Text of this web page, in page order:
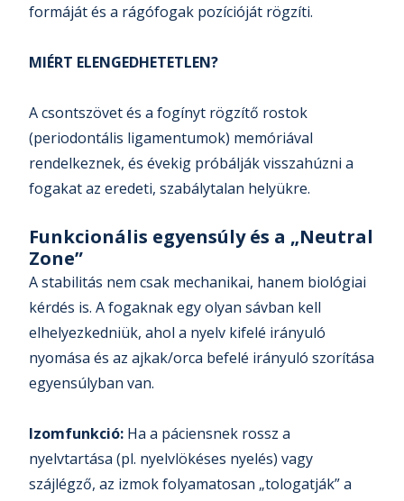
formáját és a rágófogak pozícióját rögzíti.
MIÉRT ELENGEDHETETLEN?
A csontszövet és a fogínyt rögzítő rostok
(periodontális ligamentumok) memóriával
rendelkeznek, és évekig próbálják visszahúzni a
fogakat az eredeti, szabálytalan helyükre.
Funkcionális egyensúly és a „Neutral
Zone”
A stabilitás nem csak mechanikai, hanem biológiai
kérdés is. A fogaknak egy olyan sávban kell
elhelyezkedniük, ahol a nyelv kifelé irányuló
nyomása és az ajkak/orca befelé irányuló szorítása
egyensúlyban van.
Izomfunkció: Ha a páciensnek rossz a
nyelvtartása (pl. nyelvlökéses nyelés) vagy
szájlégző, az izmok folyamatosan „tologatják” a